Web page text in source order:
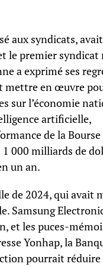
aux syndicats,
le premier syndicat
a exprimé ses
mettre en œuvre
sur l’économie
artificielle,
de la Bourse
1 000 milliards de
un an.
de 2024, qui avait
Samsung
et les puces-
Yonhap, la
pourrait